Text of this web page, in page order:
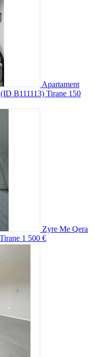
Apartament
B111113) Tirane 150
Zyre Me Qera
1 500 €